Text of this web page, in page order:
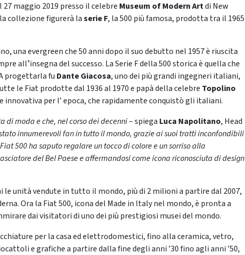
maggio 2019 presso il celebre Museum of Modern Artdi New
collezione figurerà laserie F, la 500 più famosa, prodotta tra il 1965
una evergreen che 50 anni dopo il suo debutto nel 1957 è riuscita
allʼinsegna del successo. La Serie F della 500 storica è quella che
progettarla fu Dante Giacosa, uno dei più grandi ingegneri italiani,
le Fiat prodotte dal 1936 al 1970 e papà della celebre Topolino
per l’ epoca, che rapidamente conquistò gli italiani.
di moda e che, nel corso dei decenni– spiega Luca Napolitano, Head
innumerevoli fan in tutto il mondo, grazie ai suoi tratti inconfondibili
500 ha saputo regalare un tocco di colore e un sorriso alla
del Bel Paese e affermandosi come icona riconosciuta di design
le unità vendute in tutto il mondo, più di 2 milioni a partire dal 2007,
Ora la Fiat 500, icona del Made in Italy nel mondo, è pronta a
dai visitatori di uno dei più prestigiosi musei del mondo.
per la casa ed elettrodomestici, fino alla ceramica, vetro,
e grafiche a partire dalla fine degli anni ’30 fino agli anni ’50,